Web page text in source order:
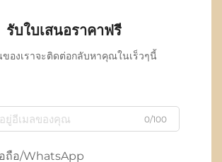
รับใบเสนอราคาฟรี
องเราจะติดต่อกลับหาคุณในเร็วๆนี้
0/100
ถือ/WhatsApp